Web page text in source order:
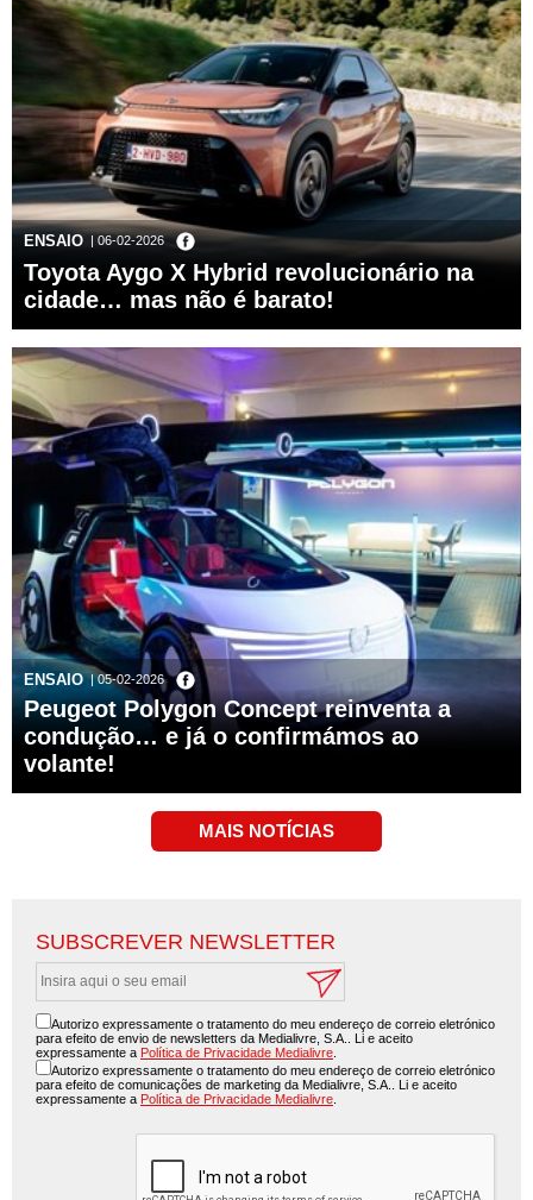
ENSAIO | 06-02-2026
Toyota Aygo X Hybrid revolucionário na
cidade… mas não é barato!
ENSAIO | 05-02-2026
Peugeot Polygon Concept reinventa a
condução… e já o confirmámos ao
volante!
SUBSCREVER NEWSLETTER
Autorizo expressamente o tratamento do meu endereço de correio eletrónico
para efeito de envio de newsletters da Medialivre, S.A.. Li e aceito
expressamente a Política de Privacidade Medialivre
Autorizo expressamente o tratamento do meu endereço de correio eletrónico
para efeito de comunicações de marketing da Medialivre, S.A.. Li e aceito
expressamente a Política de Privacidade Medialivre